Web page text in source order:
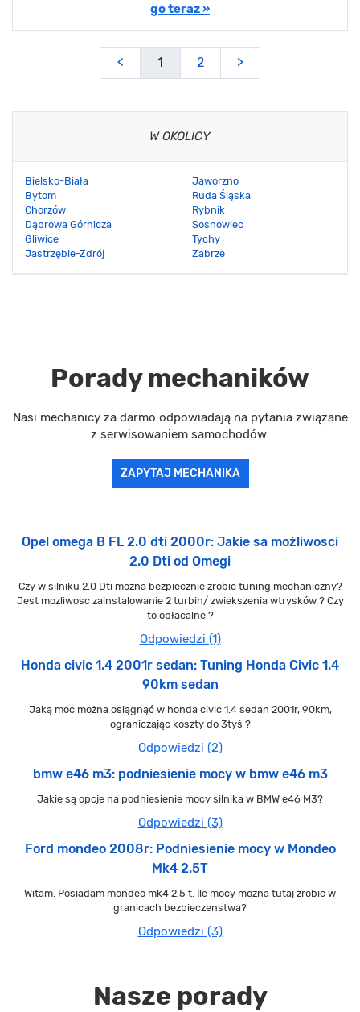
go teraz »
< 1 2 >
W OKOLICY
Bielsko-Biała
Bytom
Chorzów
Dąbrowa Górnicza
Gliwice
Jastrzębie-Zdrój
Jaworzno
Ruda Śląska
Rybnik
Sosnowiec
Tychy
Zabrze
Porady mechaników
Nasi mechanicy za darmo odpowiadają na pytania związane
z serwisowaniem samochodów.
ZAPYTAJ MECHANIKA
Opel omega B FL 2.0 dti 2000r: Jakie sa możliwosci
2.0 Dti od Omegi
Czy w silniku 2.0 Dti mozna bezpiecznie zrobic tuning mechaniczny?
Jest mozliwosc zainstalowanie 2 turbin/ zwiekszenia wtrysków ? Czy
to opłacalne ?
Odpowiedzi (1)
Honda civic 1.4 2001r sedan: Tuning Honda Civic 1.4
90km sedan
Jaką moc można osiągnąć w honda civic 1.4 sedan 2001r, 90km,
ograniczając koszty do 3tyś ?
Odpowiedzi (2)
bmw e46 m3: podniesienie mocy w bmw e46 m3
Jakie są opcje na podniesienie mocy silnika w BMW e46 M3?
Odpowiedzi (3)
Ford mondeo 2008r: Podniesienie mocy w Mondeo
Mk4 2.5T
Witam. Posiadam mondeo mk4 2.5 t. Ile mocy mozna tutaj zrobic w
granicach bezpieczenstwa?
Odpowiedzi (3)
Nasze porady